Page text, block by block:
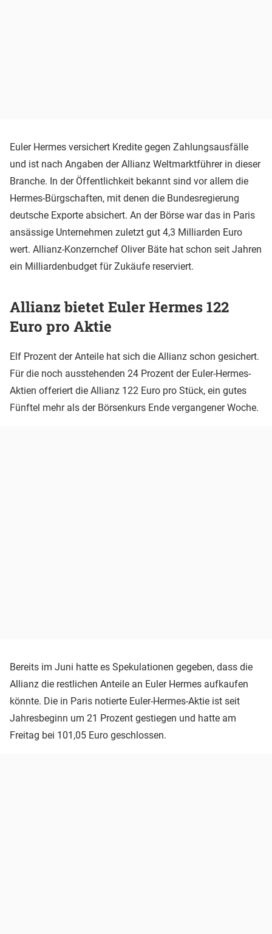
Euler Hermes versichert Kredite gegen Zahlungsausfälle
und ist nach Angaben der Allianz Weltmarktführer in dieser
Branche. In der Öffentlichkeit bekannt sind vor allem die
Hermes-Bürgschaften, mit denen die Bundesregierung
deutsche Exporte absichert. An der Börse war das in Paris
ansässige Unternehmen zuletzt gut 4,3 Milliarden Euro
wert. Allianz-Konzernchef Oliver Bäte hat schon seit Jahren
ein Milliardenbudget für Zukäufe reserviert.
Allianz bietet Euler Hermes 122
Euro pro Aktie
Elf Prozent der Anteile hat sich die Allianz schon gesichert.
Für die noch ausstehenden 24 Prozent der Euler-Hermes-
Aktien offeriert die Allianz 122 Euro pro Stück, ein gutes
Fünftel mehr als der Börsenkurs Ende vergangener Woche.
Bereits im Juni hatte es Spekulationen gegeben, dass die
Allianz die restlichen Anteile an Euler Hermes aufkaufen
könnte. Die in Paris notierte Euler-Hermes-Aktie ist seit
Jahresbeginn um 21 Prozent gestiegen und hatte am
Freitag bei 101,05 Euro geschlossen.